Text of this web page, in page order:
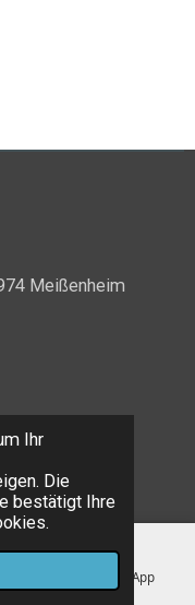
Ihr
Die
bestätigt Ihre
Meißenheim
WhatsApp